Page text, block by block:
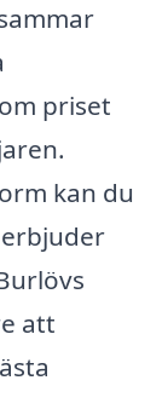
priset
kan du
att